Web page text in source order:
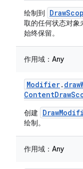
绘制到
取的任何状态对象
始终保留。
作用域： Any
Modifier.
创建
绘制。
作用域： Any